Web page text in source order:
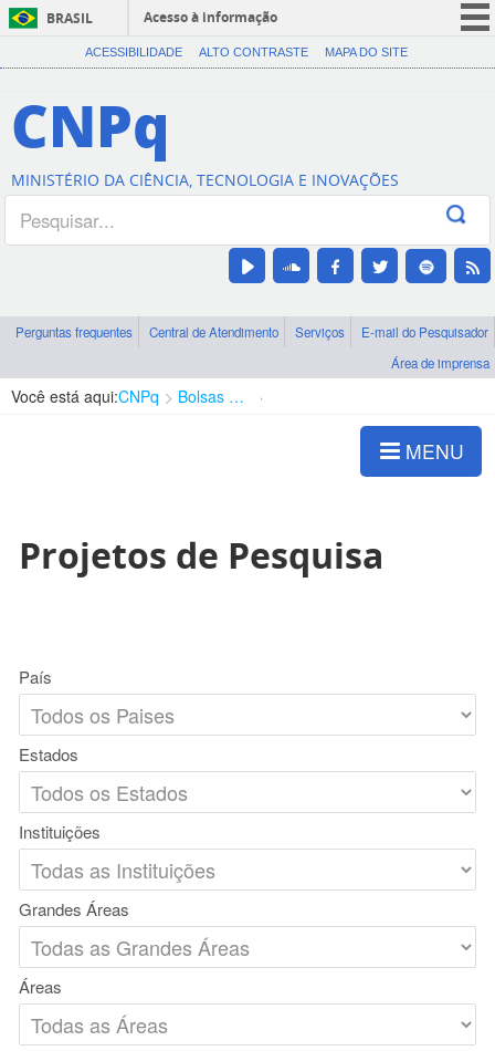
BRASIL
Acesso à informação
CORONAVÍRUS (COVID-19)
Canais
ACESSIBILIDADE ALTO CONTRASTE MAPA DO SITE
CNPq
MINISTÉRIO DA CIÊNCIA, TECNOLOGIA E INOVAÇÕES
Perguntas frequentes Central de Atendimento Serviços
E-mail do Pesquisador
Área de imprensa
Você está aqui:CNPq Bolsas e Auxílios Vigentes
MENU
Projetos de Pesquisa
País
Estados
Instituições
Grandes Áreas
Áreas